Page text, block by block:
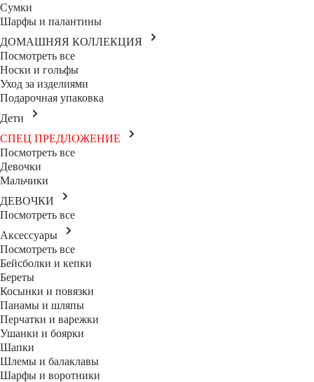
Сумки
Шарфы и палантины
ДОМАШНЯЯ КОЛЛЕКЦИЯ
Посмотреть все
Носки и гольфы
Уход за изделиями
Подарочная упаковка
Дети
СПЕЦ ПРЕДЛОЖЕНИЕ
Посмотреть все
Девочки
Мальчики
ДЕВОЧКИ
Посмотреть все
Аксессуары
Посмотреть все
Бейсболки и кепки
Береты
Косынки и повязки
Панамы и шляпы
Перчатки и варежки
Ушанки и боярки
Шапки
Шлемы и балаклавы
Шарфы и воротники